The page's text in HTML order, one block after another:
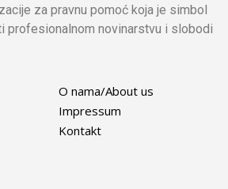
za pravnu pomoć koja je simbol
profesionalnom novinarstvu i slobodi
O nama/About us
Impressum
Kontakt